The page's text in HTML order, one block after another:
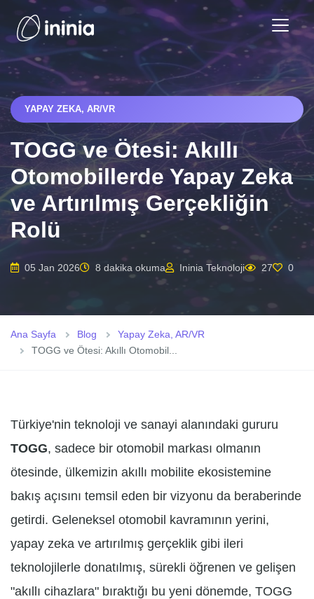
YAPAY ZEKA, AR/VR
TOGG ve Ötesi: Akıllı
Otomobillerde Yapay Zeka
ve Artırılmış Gerçekliğin
Rolü
05 Jan 2026 8 dakika okuma Ininia Teknoloji 27 0
Ana Sayfa Blog
Yapay Zeka, AR/VR
TOGG ve Ötesi: Akıllı Otomobil...
Türkiye'nin teknoloji ve sanayi alanındaki gururu
TOGG, sadece bir otomobil markası olmanın
ötesinde, ülkemizin akıllı mobilite ekosistemine
bakış açısını temsil eden bir vizyonu da beraberinde
getirdi. Geleneksel otomobil kavramının yerini,
yapay zeka ve artırılmış gerçeklik gibi ileri
teknolojilerle donatılmış, sürekli öğrenen ve gelişen
"akıllı cihazlara" bıraktığı bu yeni dönemde, TOGG